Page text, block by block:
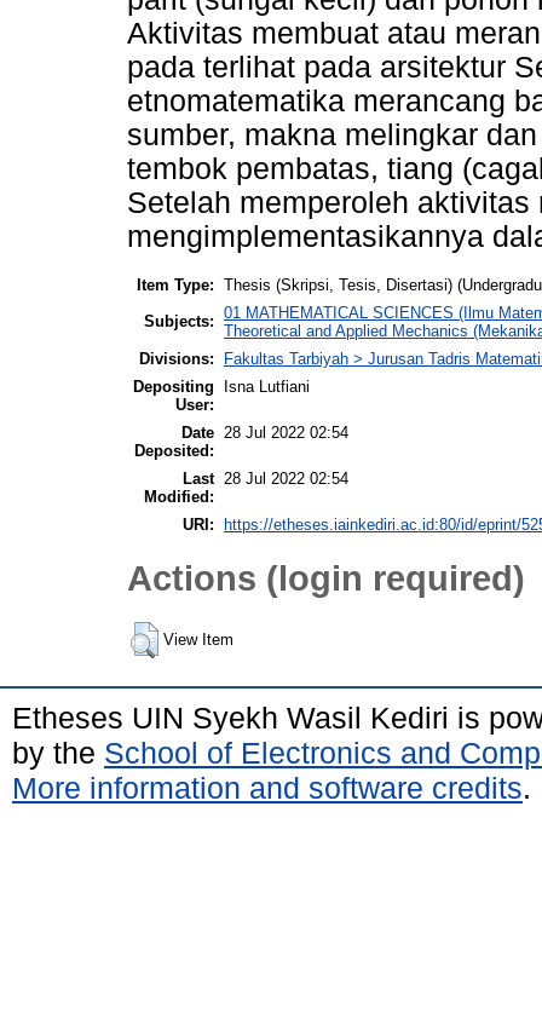
Aktivitas membuat atau
pada terlihat pada arsitektur
etnomatematika merancang
sumber, makna melingkar
tembok pembatas, tiang
Setelah memperoleh
mengimplementasikannya
Item Type: Thesis (Skripsi, Tesis, Disertasi)
Subjects: 01 MATHEMATICAL SCIENCES (Ilmu
Theoretical and Applied Mechanics
Divisions:
Fakultas Tarbiyah > Jurusan Tadris
Depositing
User:
Isna Lutfiani
Date
Deposited:
28 Jul 2022 02:54
Last
Modified:
28 Jul 2022 02:54
URI: https://etheses.iainkediri.ac.id:80/id/eprint/
Actions (login required)
View Item
Etheses UIN Syekh Wasil Kediri is
by the School of Electronics and
More information and software credits.